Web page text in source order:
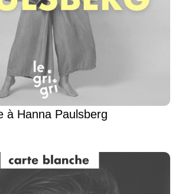
à Hanna Paulsberg